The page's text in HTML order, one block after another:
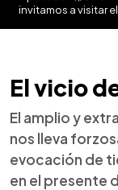
invitamos a visitar
El vicio
El amplio y
nos lleva
evocación de
en el presente